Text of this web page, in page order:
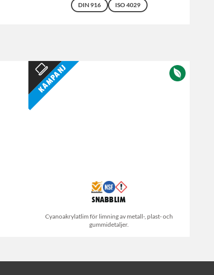
DIN 916
ISO 4029
Kampanj
Snabblim
Cyanoakrylatlim för limning av metall-, plast- och
gummidetaljer.